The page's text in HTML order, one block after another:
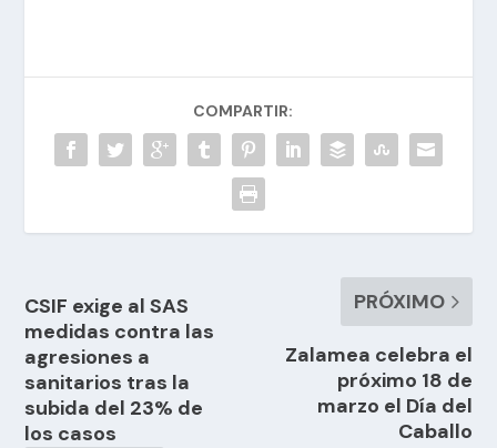
COMPARTIR:
CSIF exige al SAS
medidas contra las
agresiones a
sanitarios tras la
subida del 23% de
los casos
PRÓXIMO
Zalamea celebra el
próximo 18 de
marzo el Día del
Caballo